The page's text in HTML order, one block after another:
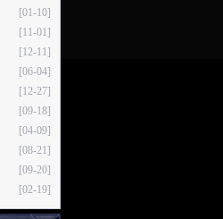
[01-10]
[11-01]
[12-11]
[06-04]
[12-27]
[09-18]
[04-09]
[08-21]
[09-20]
[02-19]